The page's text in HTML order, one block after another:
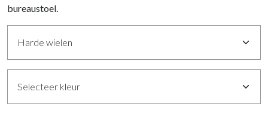
bureaustoel.